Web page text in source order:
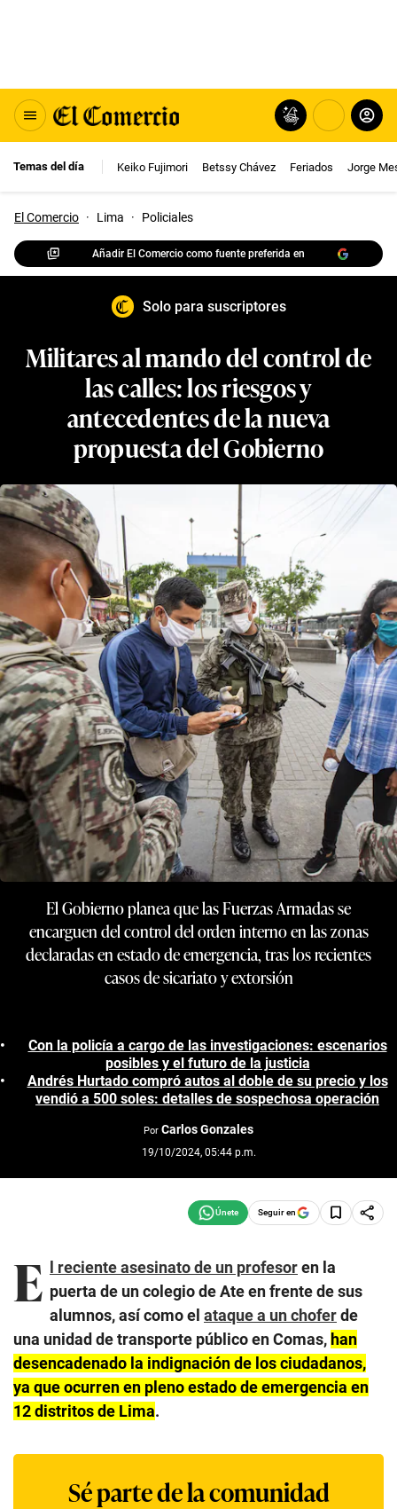
Temas del día Keiko Fujimori Betssy Chávez Feriados Jorge
El Comercio · Lima · Policiales
Añadir El Comercio como fuente preferida en
Solo para suscriptores
Militares al mando del control de
las calles: los riesgos y
antecedentes de la nueva
propuesta del Gobierno
El Gobierno planea que las Fuerzas Armadas se
encarguen del control del orden interno en las zonas
declaradas en estado de emergencia, tras los recientes
casos de sicariato y extorsión
Con la policía a cargo de las investigaciones: escenarios
posibles y el futuro de la justicia
Andrés Hurtado compró autos al doble de su precio y los
vendió a 500 soles: detalles de sospechosa operación
Por Carlos Gonzales
19/10/2024, 05:44 p.m.
Seguir en
E l reciente asesinato de un profesoren la
puerta de un colegio de Ate en frente de sus
alumnos, así como el ataque a un choferde
una unidad de transporte público en Comas, han
desencadenado la indignación de los ciudadanos,
ya que ocurren en pleno estado de emergencia en
12 distritos de Lima.